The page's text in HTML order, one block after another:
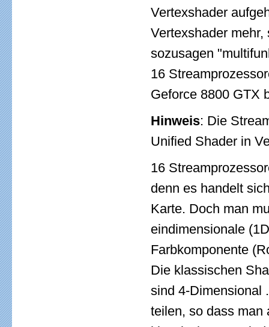
Vertexshader
Vertexshader
sozusagen
16
Geforce 8800 GTX
Hinweis: Die
Unified Shader in
16
denn es handelt
Karte. Doch man
eindimensionale
Farbkomponente
Die klassischen
sind 4-Dimensional
teilen, so dass man